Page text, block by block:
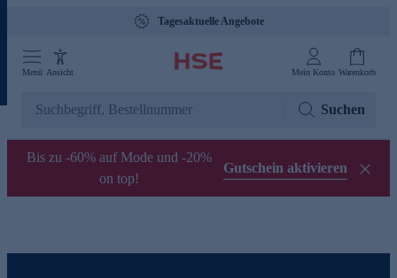
Tagesaktuelle Angebote
Menü Ansicht Mein Konto Warenkorb
Suchen
Bis zu -60% auf Mode und -20%
on top!
Gutschein aktivieren